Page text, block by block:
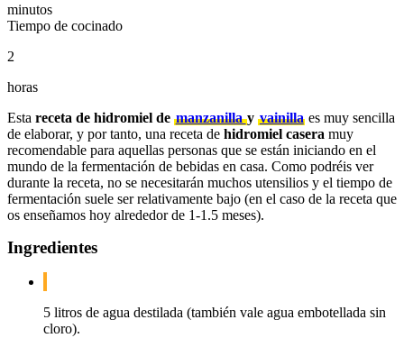
minutos
Tiempo de cocinado
2
horas
Esta receta de hidromiel de manzanillayvainilla es muy sencilla
de elaborar, y por tanto, una receta de hidromiel casera muy
recomendable para aquellas personas que se están iniciando en el
mundo de la fermentación de bebidas en casa. Como podréis ver
durante la receta, no se necesitarán muchos utensilios y el tiempo de
fermentación suele ser relativamente bajo (en el caso de la receta que
os enseñamos hoy alrededor de 1-1.5 meses).
Ingredientes
5 litros de agua destilada (también vale agua embotellada sin
cloro).